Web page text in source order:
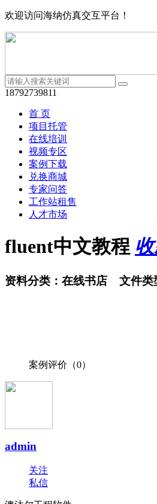
欢迎访问海纳仿真交互平台！
18792739811
首 页
项目托管
在线培训
视频专区
案例下载
兑换商城
专家问答
工作站租售
人才市场
fluent中文教程
资料分类：在线书店 文件
案例评价（0）
admin
关注
私信